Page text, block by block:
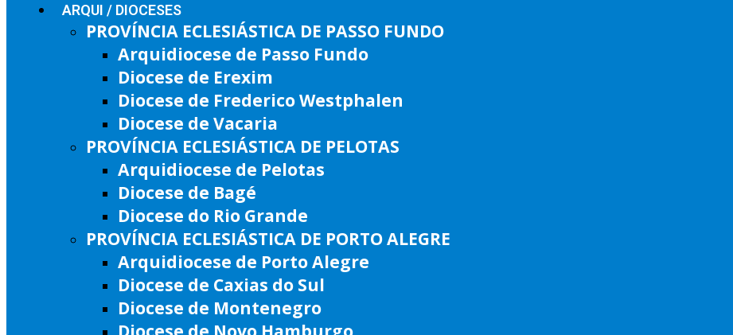
ARQUI / DIOCESES
PROVÍNCIA ECLESIÁSTICA DE PASSO FUNDO
Arquidiocese de Passo Fundo
Diocese de Erexim
Diocese de Frederico Westphalen
Diocese de Vacaria
PROVÍNCIA ECLESIÁSTICA DE PELOTAS
Arquidiocese de Pelotas
Diocese de Bagé
Diocese do Rio Grande
PROVÍNCIA ECLESIÁSTICA DE PORTO ALEGRE
Arquidiocese de Porto Alegre
Diocese de Caxias do Sul
Diocese de Montenegro
Diocese de Novo Hamburgo